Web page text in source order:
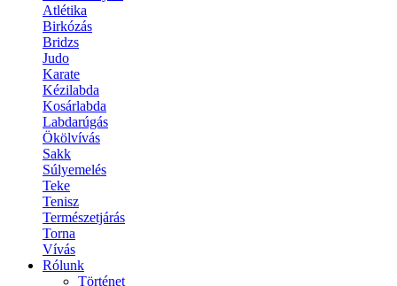
Atlétika
Birkózás
Bridzs
Judo
Karate
Kézilabda
Kosárlabda
Labdarúgás
Ökölvívás
Sakk
Súlyemelés
Teke
Tenisz
Természetjárás
Torna
Vívás
Rólunk
Történet